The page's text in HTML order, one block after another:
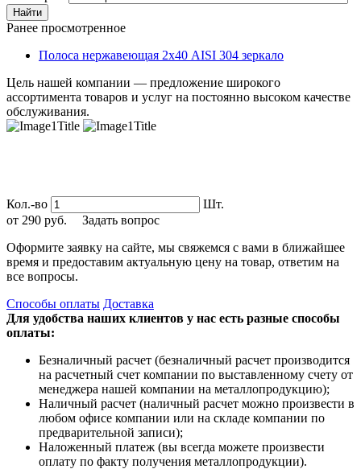
Найти
Ранее просмотренное
Полоса нержавеющая 2х40 AISI 304 зеркало
Цель нашей компании — предложение широкого
ассортимента товаров и услуг на постоянно высоком качестве
обслуживания.
Кол.-во
Шт.
от 290 руб.
Задать вопрос
Оформите заявку на сайте, мы свяжемся с вами в ближайшее
время и предоставим актуальную цену на товар, ответим на
все вопросы.
Способы оплаты Доставка
Для удобства наших клиентов у нас есть разные способы
оплаты:
Безналичный расчет (безналичный расчет производится
на расчетный счет компании по выставленному счету от
менеджера нашей компании на металлопродукцию);
Наличный расчет (наличный расчет можно произвести в
любом офисе компании или на складе компании по
предварительной записи);
Наложенный платеж (вы всегда можете произвести
оплату по факту получения металлопродукции).